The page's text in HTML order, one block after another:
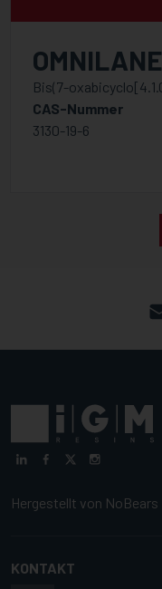
Bis(7-
CAS-Nummer
3130-19-6
Hergestellt von NoBears
KONTAKT